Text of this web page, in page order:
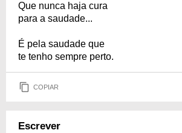
Que nunca haja cura
para a saudade...
É pela saudade que
te tenho sempre perto.
COPIAR
Escrever